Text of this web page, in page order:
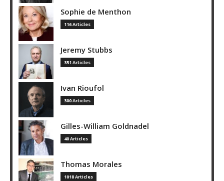
Sophie de Menthon
116 Articles
Jeremy Stubbs
351 Articles
Ivan Rioufol
300 Articles
Gilles-William Goldnadel
40 Articles
Thomas Morales
1018 Articles